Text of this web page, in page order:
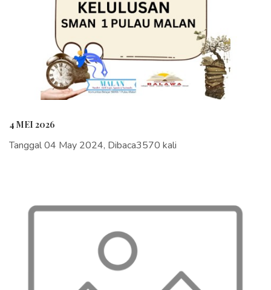
4 MEI 2026
Tanggal 04 May 2024, Dibaca3570 kali